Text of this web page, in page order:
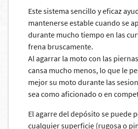
Este sistema sencillo y eficaz
mantenerse estable cuando se
durante mucho tiempo en las
frena bruscamente.
Al agarrar la moto con las
cansa mucho menos, lo que le
mejor su moto durante las
sea como aficionado o en
El agarre del depósito se puede
cualquier superficie (rugosa o